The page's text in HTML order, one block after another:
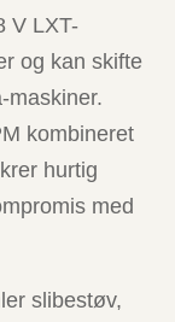
V LXT-
og kan skifte
maskiner.
kombineret
hurtig
med
slibestøv,